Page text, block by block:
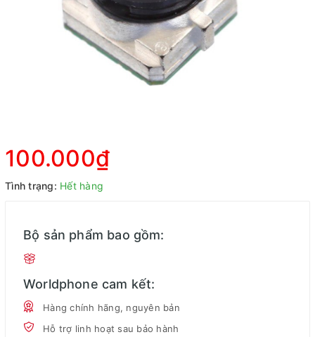
100.000₫
Tình trạng: Hết hàng
Bộ sản phẩm bao gồm:
Worldphone cam kết:
Hàng chính hãng, nguyên bản
Hỗ trợ linh hoạt sau bảo hành